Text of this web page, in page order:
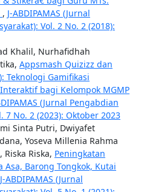
, J-ABDIPAMAS (Jurnal
Vol. 2 No. 2 (2018):
Khalil, Nurhafidhah
Appsmash Quizizz dan
Teknologi Gamifikasi
bagi Kelompok MGMP
(Jurnal Pengabdian
7 No. 2 (2023): Oktober 2023
Sinta Putri, Dwiyafet
Yoseva Millenia Rahma
Riska Riska, Peningkatan
Asa, Barong Tongkok, Kutai
J-ABDIPAMAS (Jurnal